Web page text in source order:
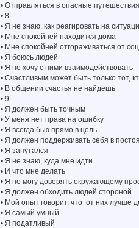
• Отправляться в опасные
• 8
• Я не знаю, как реагировать на
• Мне спокойней находится дома
• Мне спокойней отгораживаться от
• Я боюсь людей
• Я не хочу с ними взаимодействовать
• Счастливым может быть только тот,
• В общении счастья не найдешь
• 9
• Я должен быть точным
• У меня нет права на ошибку
• Я всегда бью прямо в цель
• Я должен поддерживать себя в
• Я запутался
• Я не знаю, куда мне идти
• И что мне делать
• Я не могу доверять окружающему
• Я должен обходить людей стороной
• Мой опыт говорит, что от них лучше
• Я самый умный
• Я податливый